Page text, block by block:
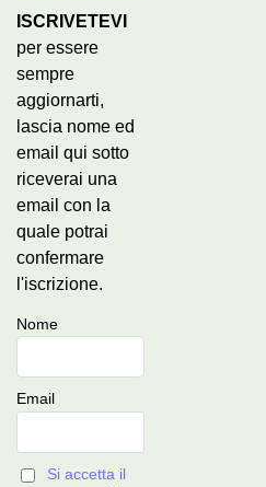
ISCRIVETEVI
per essere
sempre
aggiornarti,
lascia nome ed
email qui sotto
riceverai una
email con la
quale potrai
confermare
l'iscrizione.
Nome
Email
Si accetta il